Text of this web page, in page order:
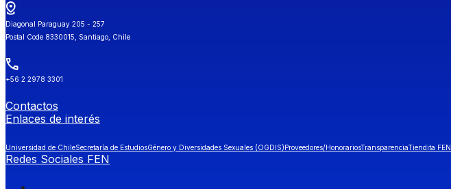
Diagonal Paraguay 205 - 257
Postal Code 8330015, Santiago, Chile
+56 2 2978 3301
Contactos
Enlaces de interés
Universidad de ChileSecretaría de EstudiosGénero y Diversidades Sexuales (OGDIS)Proveedores/HonorariosTransparenciaTiendita FEN
Redes Sociales FEN